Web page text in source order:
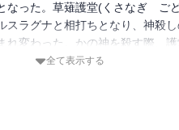
なった。草薙護堂(くさなぎ ご
スラグナと相打ちとなり、神殺
れ変わった。かの神を殺す際、護
トは新たな王を次なる敵と定める
全て表示する